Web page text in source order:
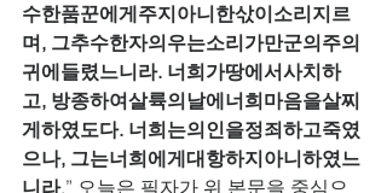
수한품꾼에게주지아니한삯이소리지르
며, 그추수한자의우는소리가만군의주의
귀에들렸느니라. 너희가땅에서사치하
고, 방종하여살륙의날에너희마음을살찌
게하였도다. 너희는의인을정죄하고죽였
으나, 그는너희에게대항하지아니하였느
니라.” 오늘은 필자가 위 본문을 중심으